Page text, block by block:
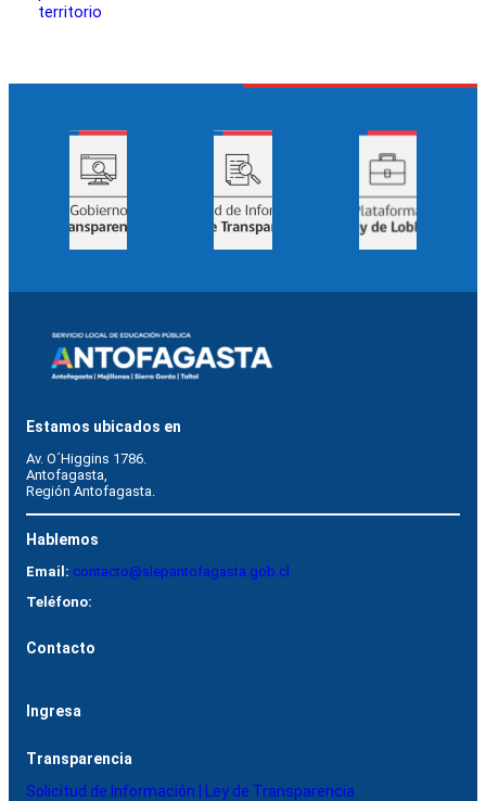
territorio
Estamos ubicados en
Av. O´Higgins 1786.
Antofagasta,
Región Antofagasta.
Hablemos
Email: contacto@slepantofagasta.gob.cl
Teléfono:
Contacto
Ingresa
Transparencia
Solicitud de Información | Ley de Transparencia